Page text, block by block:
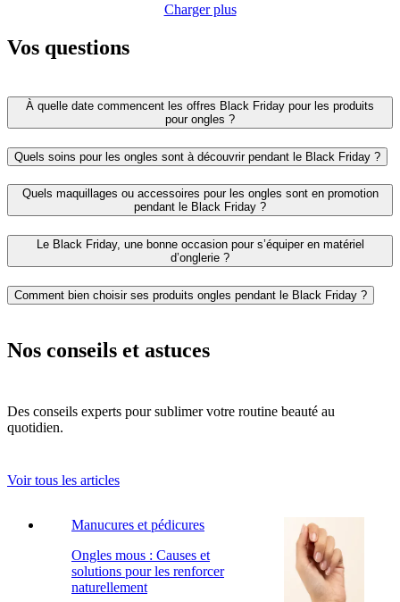
Charger plus
Vos questions
À quelle date commencent les offres Black Friday pour les produits
pour ongles ?
Quels soins pour les ongles sont à découvrir pendant le Black Friday ?
Quels maquillages ou accessoires pour les ongles sont en promotion
pendant le Black Friday ?
Le Black Friday, une bonne occasion pour s’équiper en matériel
d’onglerie ?
Comment bien choisir ses produits ongles pendant le Black Friday ?
Nos conseils et astuces
Des conseils experts pour sublimer votre routine beauté au
quotidien.
Voir tous les articles
Manucures et pédicures
Ongles mous : Causes et
solutions pour les renforcer
naturellement